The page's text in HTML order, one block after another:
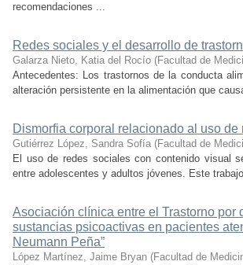
recomendaciones ...
Redes sociales y el desarrollo de
Galarza Nieto, Katia del Rocío (Facultad de
Antecedentes: Los trastornos de la conducta
alteración persistente en la alimentación que
Dismorfia corporal relacionado al uso de
Gutiérrez López, Sandra Sofía (Facultad de
El uso de redes sociales con contenido visual
entre adolescentes y adultos jóvenes. Este
Asociación clínica entre el Trastorno
sustancias psicoactivas en pacientes
Neumann Peña”
López Martínez, Jaime Bryan (Facultad de